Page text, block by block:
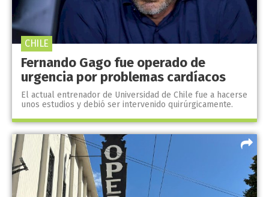
Fernando Gago fue operado de
urgencia por problemas cardíacos
El actual entrenador de Universidad de Chile fue a hacerse
unos estudios y debió ser intervenido quirúrgicamente.
CHILE